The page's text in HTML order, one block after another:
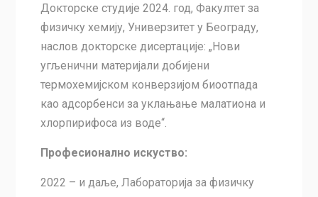
Докторске студије 2024. год, Факултет за
физичку хемију, Универзитет у Београду,
наслов докторске дисертације: „Нови
угљенични материјали добијени
термохемијском конверзијом биоотпада
као адсорбенси за уклањање малатиона и
хлорпирифоса из воде“.
Професионално искуство:
2022 – и даље, Лабораторија за физичку